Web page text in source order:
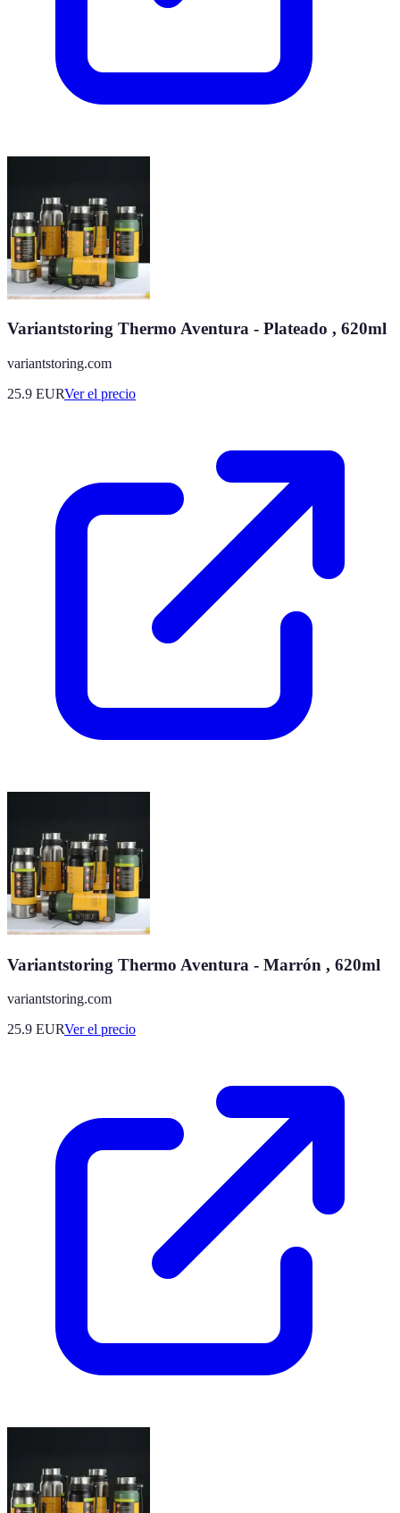
Variantstoring Thermo Aventura - Plateado , 620ml
variantstoring.com
25.9 EURVer el precio
Variantstoring Thermo Aventura - Marrón , 620ml
variantstoring.com
25.9 EURVer el precio